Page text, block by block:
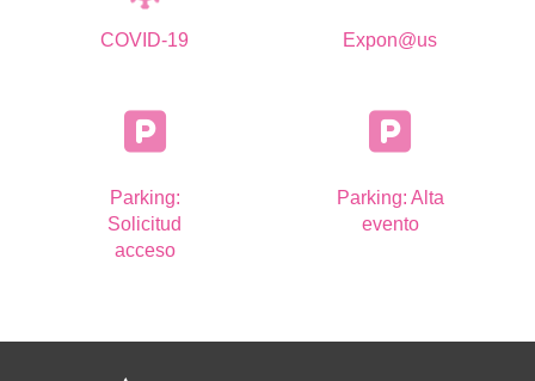
COVID-19 Expon@us
Parking:
Solicitud
acceso
Parking: Alta
evento